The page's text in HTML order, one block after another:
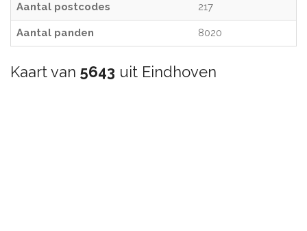
Aantal postcodes 217
Aantal panden 8020
Kaart van 5643 uit Eindhoven